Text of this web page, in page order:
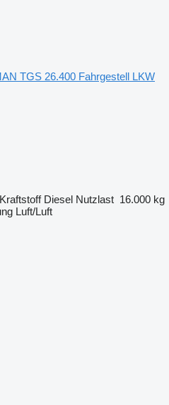
TGS 26.400 Fahrgestell LKW
Kraftstoff Diesel Nutzlast 16.000 kg
Luft/Luft